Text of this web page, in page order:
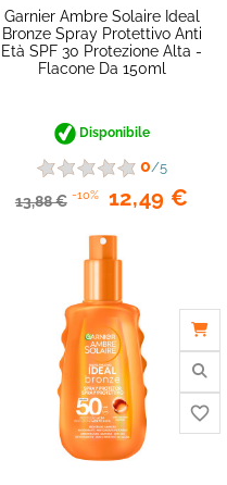
Garnier Ambre Solaire Ideal
Bronze Spray Protettivo Anti
Età SPF 30 Protezione Alta -
Flacone Da 150ml
Disponibile
0/5
13,88 € -10% 12,49 €